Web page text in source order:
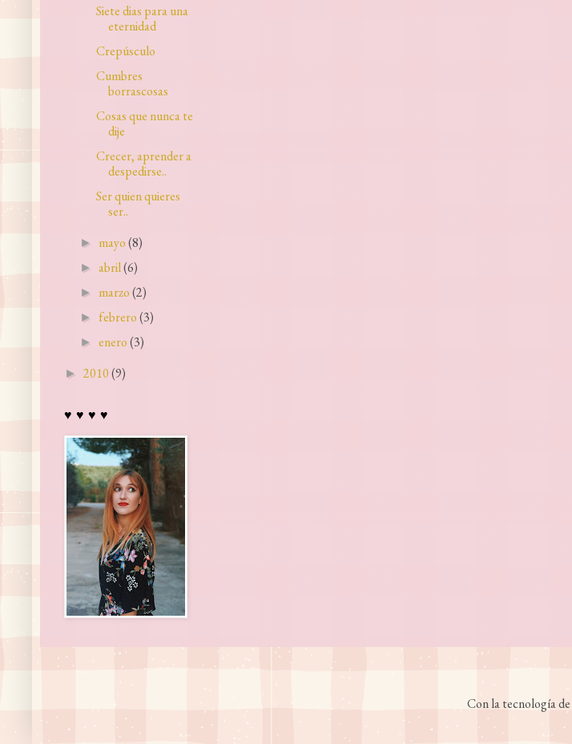
Siete dias para una
eternidad
Crepúsculo
Cumbres
borrascosas
Cosas que nunca te
dije
Crecer, aprender a
despedirse..
Ser quien quieres
ser..
► mayo(8)
►abril(6)
► marzo(2)
► febrero(3)
►enero(3)
► 2010(9)
♥ ♥ ♥ ♥
Con la tecnología de